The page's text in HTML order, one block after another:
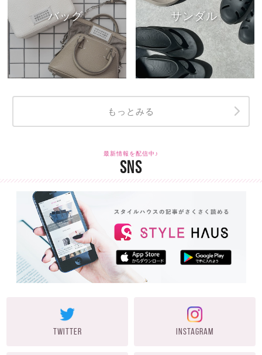
バッグ サンダル
もっとみる
最新情報を配信中♪
SNS
TWITTER INSTAGRAM